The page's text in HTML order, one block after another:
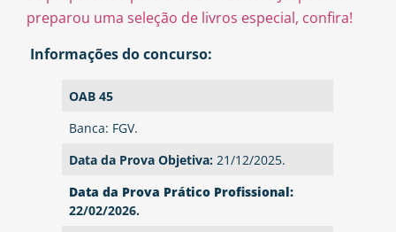
preparou uma seleção de livros especial, confira!
Informações do concurso:
OAB 45
Banca: FGV.
Data da Prova Objetiva: 21/12/2025.
Data da Prova Prático Profissional:
22/02/2026.